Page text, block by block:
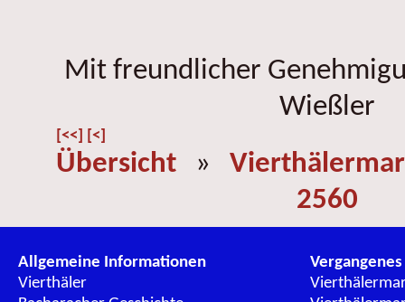
Mit freundlicher
Wießler
[<<] [<]
Übersicht »
2560
Allgemeine Informationen
Vierthäler
Vergangenes